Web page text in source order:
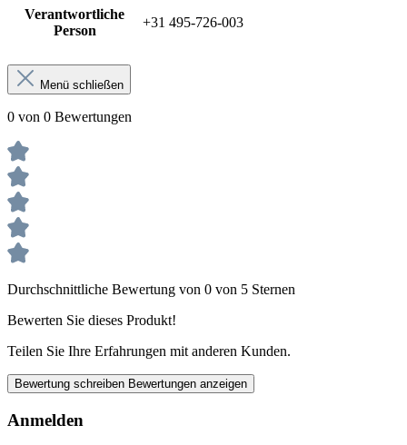
Verantwortliche
Person
+31 495-726-003
Menü schließen
0 von 0 Bewertungen
Durchschnittliche Bewertung von 0 von 5 Sternen
Bewerten Sie dieses Produkt!
Teilen Sie Ihre Erfahrungen mit anderen Kunden.
Bewertung schreiben Bewertungen anzeigen
Anmelden